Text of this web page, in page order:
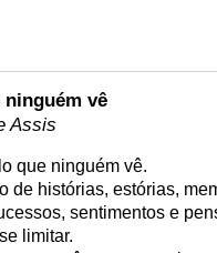
vê
Assis
que ninguém vê.
de histórias, estórias,
sentimentos e
limitar.